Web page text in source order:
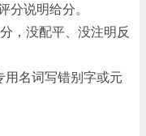
分说明给分。
，没配平、没注明反
用名词写错别字或元